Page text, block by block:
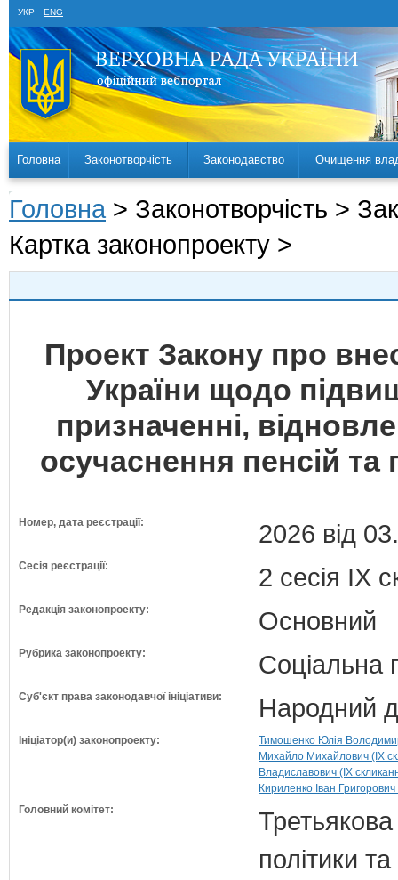
УКР ENG
Головна Законотворчість Законодавство Очищення
Головна > Законотворчість >
Картка законопроекту >
Проект Закону про
України щодо
призначенні,
осучаснення пенсій та
Номер, дата реєстрації: 2026 від
Сесія реєстрації: 2 сесія IX
Редакція законопроекту: Основний
Рубрика законопроекту: Соціальна
Суб'єкт права законодавчої ініціативи: Народний
Ініціатор(и) законопроекту:
Тимошенко Юлія
Михайло Михайлович (IX
Владиславович (IX
Кириленко Іван
Головний комітет:
політики